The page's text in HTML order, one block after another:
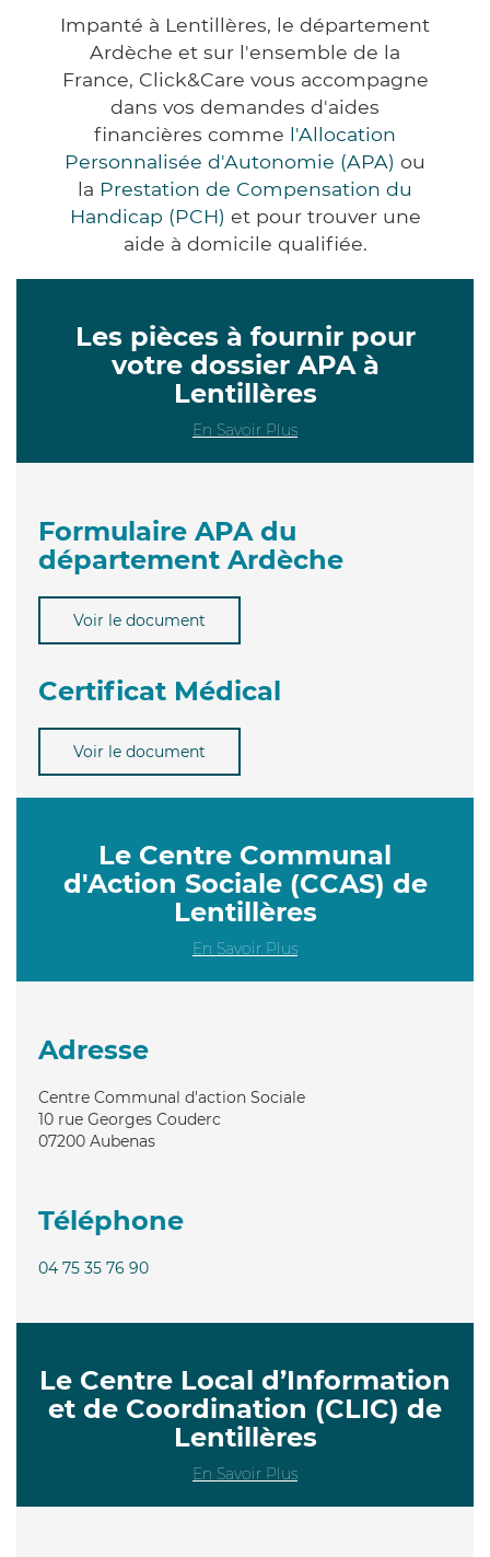
Impanté à Lentillères, le département
Ardèche et sur l'ensemble de la
France, Click&Care vous accompagne
dans vos demandes d'aides
financières comme l'Allocation
Personnalisée d'Autonomie (APA) ou
la Prestation de Compensation du
Handicap (PCH) et pour trouver une
aide à domicile qualifiée.
Les pièces à fournir pour
votre dossier APA à
Lentillères
En Savoir Plus
Formulaire APA du
département Ardèche
Voir le document
Certificat Médical
Voir le document
Le Centre Communal
d'Action Sociale (CCAS) de
Lentillères
En Savoir Plus
Adresse
Centre Communal d'action Sociale
10 rue Georges Couderc
07200 Aubenas
Téléphone
04 75 35 76 90
Le Centre Local d’Information
et de Coordination (CLIC) de
Lentillères
En Savoir Plus